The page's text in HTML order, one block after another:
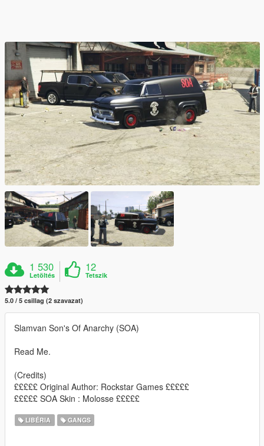
1 530
Letöltés
12
Tetszik
5.0 / 5 csillag (2 szavazat)
Slamvan Son's Of Anarchy (SOA)
Read Me.
(Credits)
£££££ Original Author: Rockstar Games £££££
£££££ SOA Skin : Molosse £££££
LIBÉRIA GANGS